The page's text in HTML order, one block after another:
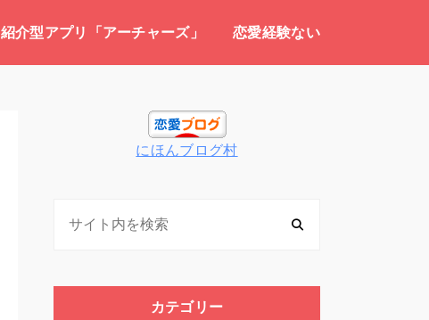
紹介型アプリ「アーチャーズ」 恋愛経験ない
にほんブログ村
カテゴリー